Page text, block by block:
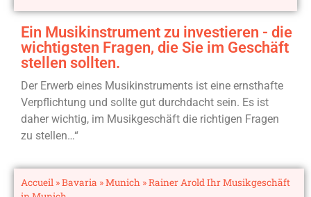
Ein Musikinstrument zu investieren - die
wichtigsten Fragen, die Sie im Geschäft
stellen sollten.
Der Erwerb eines Musikinstruments ist eine ernsthafte
Verpflichtung und sollte gut durchdacht sein. Es ist
daher wichtig, im Musikgeschäft die richtigen Fragen
zu stellen…“
Accueil »Bavaria »Munich »Rainer Arold Ihr Musikgeschäft